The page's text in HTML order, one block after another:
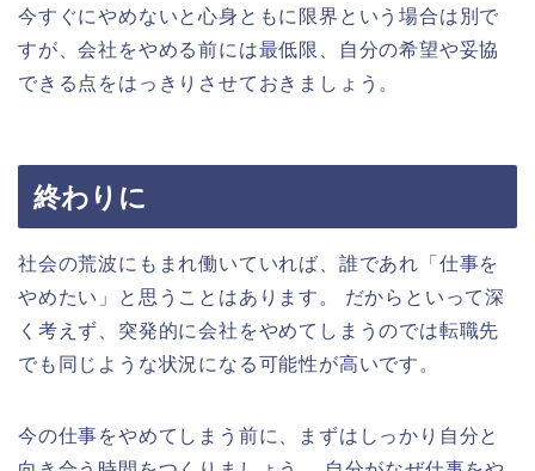
今すぐにやめないと心身ともに限界という場合は別で
すが、会社をやめる前には最低限、自分の希望や妥協
できる点をはっきりさせておきましょう。
終わりに
社会の荒波にもまれ働いていれば、誰であれ「仕事を
やめたい」と思うことはあります。 だからといって深
く考えず、突発的に会社をやめてしまうのでは転職先
でも同じような状況になる可能性が高いです。
今の仕事をやめてしまう前に、まずはしっかり自分と